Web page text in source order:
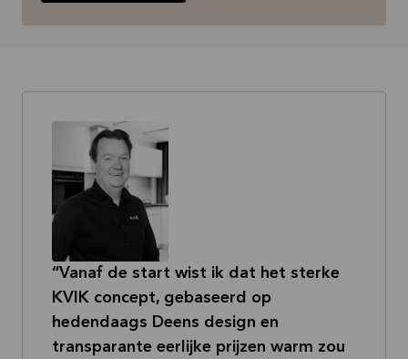
Vanaf de start wist ik dat het sterke
KVIK concept, gebaseerd op
hedendaags Deens design en
transparante eerlijke prijzen warm zou